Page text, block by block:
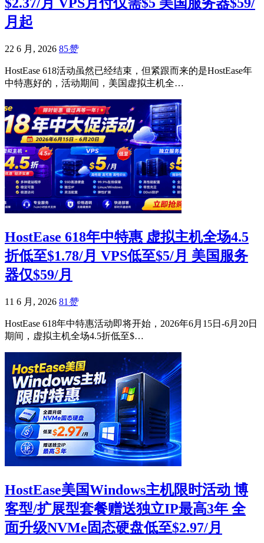
$2.37/月 VPS月付仅需$5 美国服务器$59/
月起
22 6 月, 2026 85赞
HostEase 618活动虽然已经结束，但紧跟而来的是HostEase年
中特惠好的，活动期间，美国虚拟主机全…
HostEase 618年中特惠 虚拟主机全场4.5
折低至$1.78/月 VPS低至$5/月 美国服务
器仅$59/月
11 6 月, 2026 81 赞
HostEase 618年中特惠活动即将开始，2026年6月15日-6月20日
期间，虚拟主机全场4.5折低至$…
HostEase美国Windows主机限时活动 博
客型/扩展型套餐赠送独立IP最高3年 全
面升级NVMe固态硬盘低至$2.97/月